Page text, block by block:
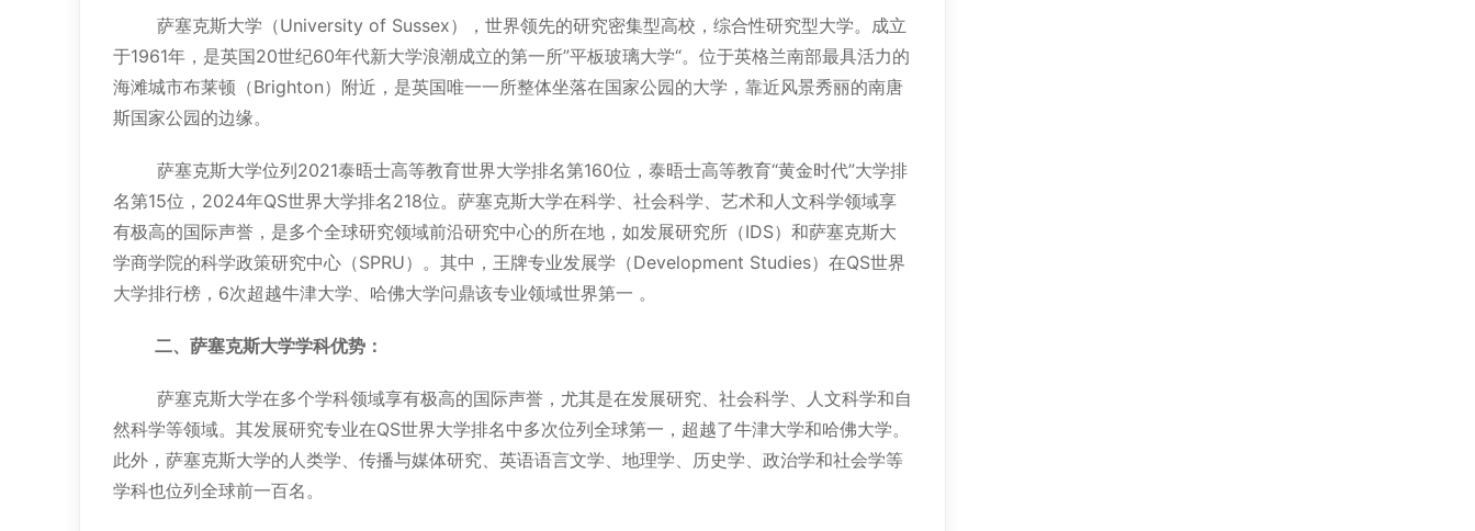
萨塞克斯大学（University of Sussex），世界领先的研究密集型高校，综合性研究型大学。成立
于1961年，是英国20世纪60年代新大学浪潮成立的第一所”平板玻璃大学“。位于英格兰南部最具活力的
海滩城市布莱顿（Brighton）附近，是英国唯一一所整体坐落在国家公园的大学，靠近风景秀丽的南唐
斯国家公园的边缘。
萨塞克斯大学位列2021泰晤士高等教育世界大学排名第160位，泰晤士高等教育“黄金时代”大学排
名第15位，2024年QS世界大学排名218位。萨塞克斯大学在科学、社会科学、艺术和人文科学领域享
有极高的国际声誉，是多个全球研究领域前沿研究中心的所在地，如发展研究所（IDS）和萨塞克斯大
学商学院的科学政策研究中心（SPRU）。其中，王牌专业发展学（Development Studies）在QS世界
大学排行榜，6次超越牛津大学、哈佛大学问鼎该专业领域世界第一 。
‌二、萨塞克斯大学学科优势：
萨塞克斯大学在多个学科领域享有极高的国际声誉，尤其是在发展研究、社会科学、人文科学和自
然科学等领域。其发展研究专业在QS世界大学排名中多次位列全球第一，超越了牛津大学和哈佛大学。
此外，萨塞克斯大学的人类学、传播与媒体研究、英语语言文学、地理学、历史学、政治学和社会学等
学科也位列全球前一百名。